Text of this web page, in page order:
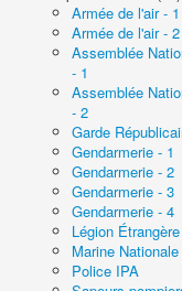
Armée de l'air - 1
Armée de l'air - 2
Assemblée
- 1
Assemblée
- 2
Garde
Gendarmerie - 1
Gendarmerie - 2
Gendarmerie - 3
Gendarmerie - 4
Légion Étrangère
Marine Nationale
Police IPA